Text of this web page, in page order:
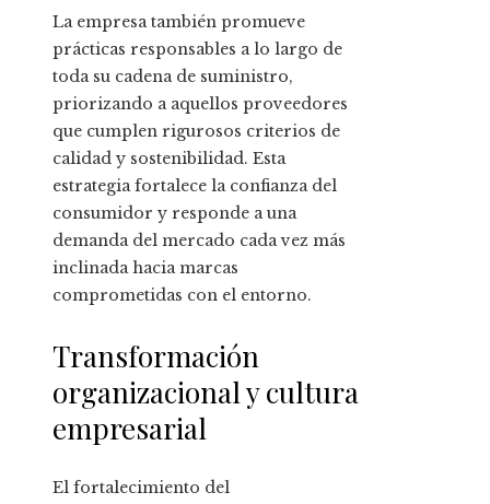
La empresa también promueve
prácticas responsables a lo largo de
toda su cadena de suministro,
priorizando a aquellos proveedores
que cumplen rigurosos criterios de
calidad y sostenibilidad. Esta
estrategia fortalece la confianza del
consumidor y responde a una
demanda del mercado cada vez más
inclinada hacia marcas
comprometidas con el entorno.
Transformación
organizacional y cultura
empresarial
El fortalecimiento del